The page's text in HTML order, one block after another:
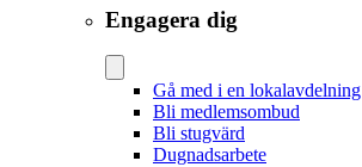
Engagera dig
Gå med i en lokalavdelning
Bli medlemsombud
Bli stugvärd
Dugnadsarbete